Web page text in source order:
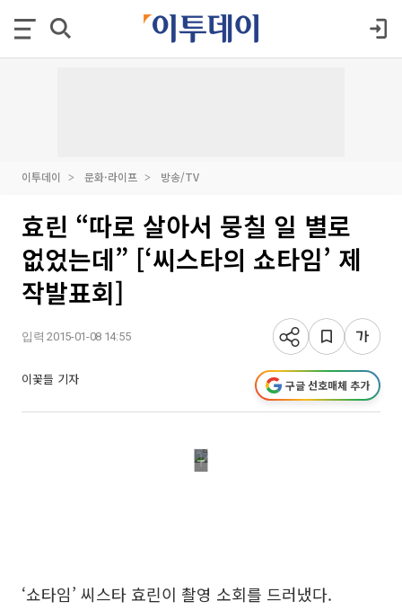
이투데이 문화·라이프 방송/TV
효린 “따로 살아서 뭉칠 일 별로
없었는데” [‘씨스타의 쇼타임’ 제
작발표회]
입력 2015-01-08 14:55
이꽃들 기자 구글 선호매체 추가
‘쇼타임’ 씨스타 효린이 촬영 소회를 드러냈다.